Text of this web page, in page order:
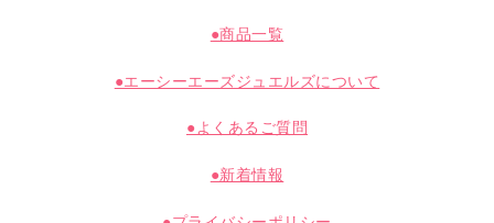
●商品一覧
●エーシーエーズジュエルズについて
●よくあるご質問
●新着情報